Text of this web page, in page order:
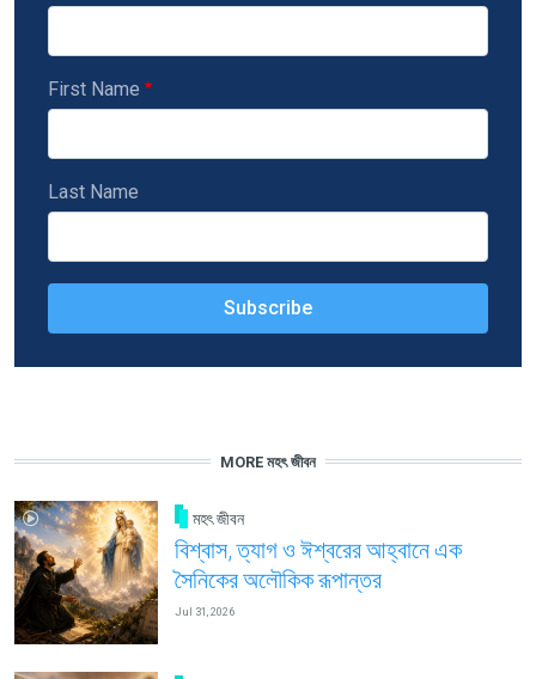
First Name
Last Name
MORE মহৎ জীবন
মহৎ জীবন
বিশ্বাস, ত্যাগ ও ঈশ্বরের আহ্বানে এক
সৈনিকের অলৌকিক রূপান্তর
Jul 31, 2026